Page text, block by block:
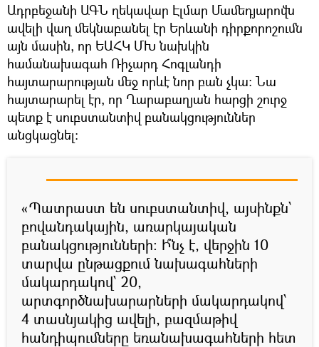
Ադրբեջանի ԱԳՆ ղեկավար Էլմար Մամեդյարովն
ավելի վաղ մեկնաբանել էր Երևանի դիրքորոշումն
այն մասին, որ ԵԱՀԿ ՄԽ նախկին
համանախագահ Ռիչարդ Հոգլանդի
հայտարարության մեջ որևէ նոր բան չկա։ Նա
հայտարարել էր, որ Ղարաբաղյան հարցի շուրջ
պետք է սուբստանտիվ բանակցություններ
անցկացնել։
«Պատրաստ են սուբստանտիվ, այսինքն՝
բովանդակային, առարկայական
բանակցությունների: Ի՞նչ է, վերջին 10
տարվա ընթացքում նախագահների
մակարդակով՝ 20,
արտգործնախարարների մակարդակով՝
4 տասնյակից ավելի, բազմաթիվ
հանդիպումները եռանախագահների հետ